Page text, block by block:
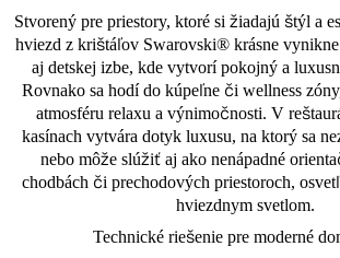
Stvorený pre priestory, ktoré si žiadajú štýl a
hviezd z krištáľov Swarovski® krásne
aj detskej izbe, kde vytvorí pokojný a
Rovnako sa hodí do kúpeľne či wellness
atmosféru relaxu a výnimočnosti. V
kasínach vytvára dotyk luxusu, na ktorý sa
nebo môže slúžiť aj ako nenápadné
chodbách či prechodových priestoroch,
hviezdnym svetlom.
Technické riešenie pre moderné